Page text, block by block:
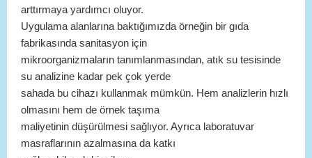
arttırmaya yardımcı oluyor.
Uygulama alanlarına baktığımızda örneğin bir gıda
fabrikasında sanitasyon için
mikroorganizmaların tanımlanmasından, atık su tesisinde
su analizine kadar pek çok yerde
sahada bu cihazı kullanmak mümkün. Hem analizlerin hızlı
olmasını hem de örnek taşıma
maliyetinin düşürülmesi sağlıyor. Ayrıca laboratuvar
masraflarının azalmasına da katkı